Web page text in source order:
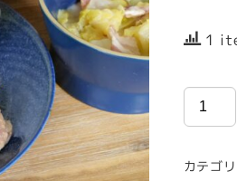
1
【動
画
座】
カテゴ